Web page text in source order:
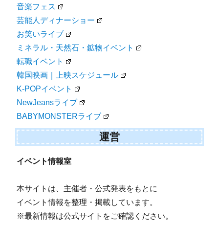
音楽フェス
芸能人ディナーショー
お笑いライブ
ミネラル・天然石・鉱物イベント
転職イベント
韓国映画｜上映スケジュール
K-POPイベント
NewJeansライブ
BABYMONSTERライブ
運営
イベント情報室
本サイトは、主催者・公式発表をもとに
イベント情報を整理・掲載しています。
※最新情報は公式サイトをご確認ください。